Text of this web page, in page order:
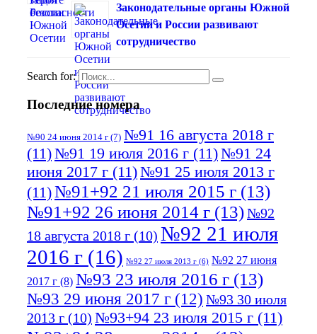
Законодательные органы Южной
Осетии и России развивают
сотрудничество
Search for:
Последние номера
№90 24 июня 2014 г (7) №91 16 августа 2018 г
(11)№91 19 июля 2016 г (11)№91 24
июня 2017 г (11)№91 25 июля 2013 г
(11)№91+92 21 июля 2015 г (13)
№91+92 26 июня 2014 г (13)№92
18 августа 2018 г (10) №92 21 июля
2016 г (16) №92 27 июля 2013 г (6) №92 27 июня
2017 г (8) №93 23 июля 2016 г (13)
№93 29 июня 2017 г (12) №93 30 июля
2013 г (10) №93+94 23 июля 2015 г (11)